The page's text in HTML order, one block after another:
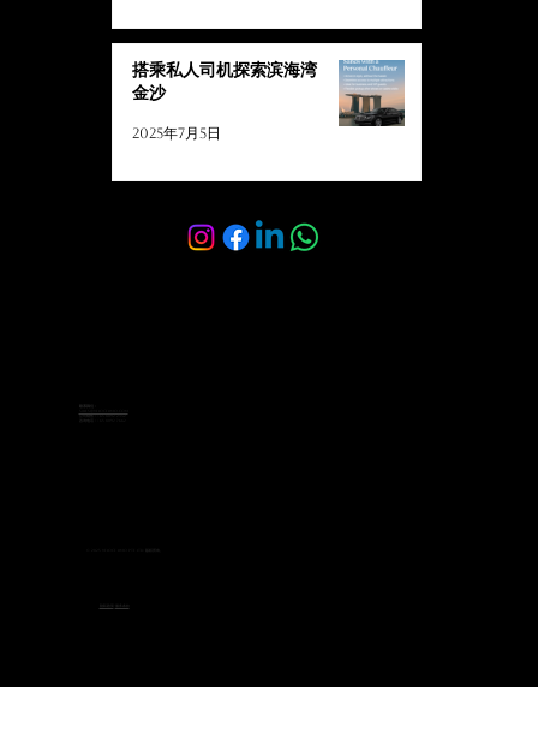
搭乘私人司机探索滨海湾
金沙
2025年7月5日
公司销售：+65 8092 2342